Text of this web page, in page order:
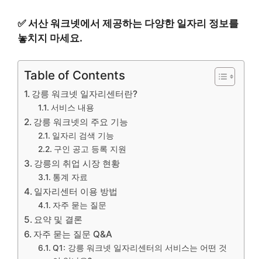
✅서산 워크넷에서 제공하는 다양한 일자리 정보를
놓치지 마세요.
Table of Contents
강릉 워크넷 일자리센터란?
서비스 내용
강릉 워크넷의 주요 기능
일자리 검색 기능
구인 공고 등록 지원
강릉의 취업 시장 현황
통계 자료
일자리센터 이용 방법
자주 묻는 질문
요약 및 결론
자주 묻는 질문 Q&A
Q1: 강릉 워크넷 일자리센터의 서비스는 어떤 것